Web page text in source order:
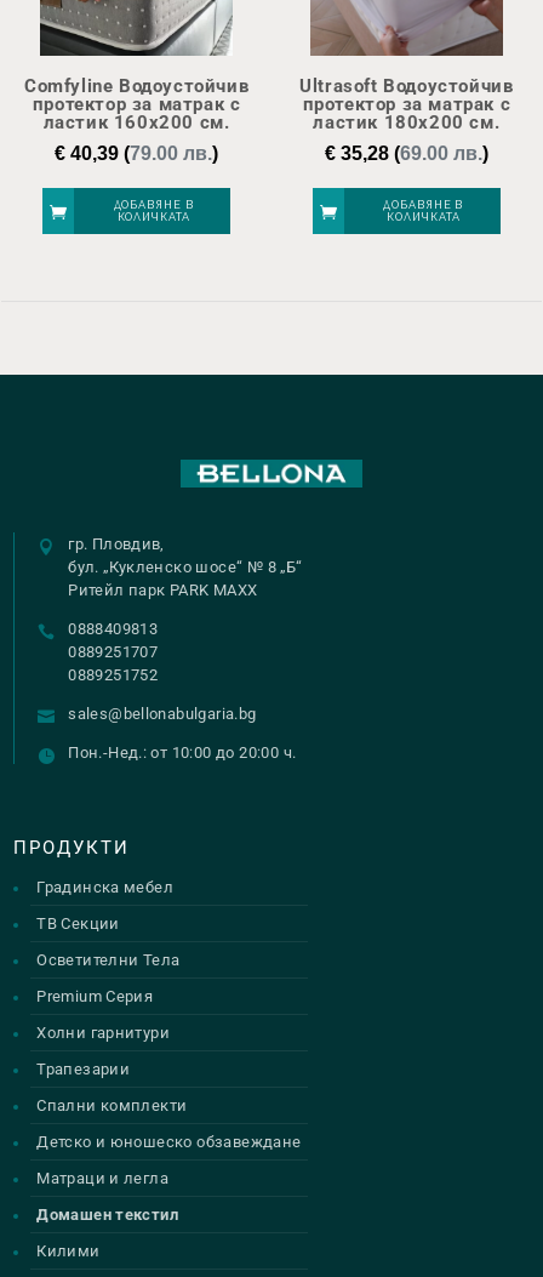
Comfyline Водоустойчив
протектор за матрак с
ластик 160х200 см.
€ 40,39 (79.00 лв.)
ДОБАВЯНЕ В
КОЛИЧКАТА
Ultrasoft Водоустойчив
протектор за матрак с
ластик 180х200 см.
€35,28(69.00 лв.)
ДОБАВЯНЕ В
КОЛИЧКАТА
гр. Пловдив,
бул. „Кукленско шосе“ № 8 „Б“
Ритейл парк PARK MAXX
0888409813
0889251707
0889251752
sales@bellonabulgaria.bg
Пон.-Нед.: от 10:00 до 20:00 ч.
ПРОДУКТИ
Градинска мебел
ТВ Секции
Осветителни Тела
Premium Серия
Холни гарнитури
Трапезарии
Спални комплекти
Детско и юношеско обзавеждане
Матраци и легла
Домашен текстил
Килими